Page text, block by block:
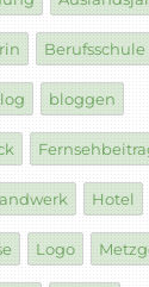
Berufsschule
bloggen
Hotel
Logo